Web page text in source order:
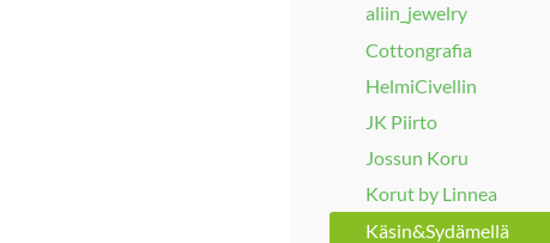
aliin_jewelry
Cottongrafia
HelmiCivellin
JK Piirto
Jossun Koru
Korut by Linnea
Käsin&Sydämellä